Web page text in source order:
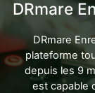
DRmare
DRmare
plateforme
depuis les 9
est capable